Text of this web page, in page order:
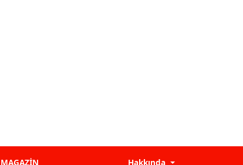
MAGAZİN Hakkında